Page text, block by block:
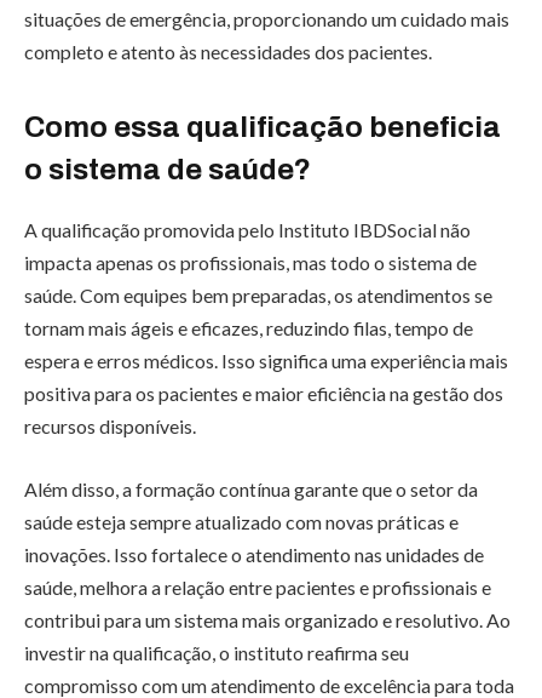
situações de emergência, proporcionando um cuidado mais
completo e atento às necessidades dos pacientes.
Como essa qualificação beneficia
o sistema de saúde?
A qualificação promovida pelo Instituto IBDSocial não
impacta apenas os profissionais, mas todo o sistema de
saúde. Com equipes bem preparadas, os atendimentos se
tornam mais ágeis e eficazes, reduzindo filas, tempo de
espera e erros médicos. Isso significa uma experiência mais
positiva para os pacientes e maior eficiência na gestão dos
recursos disponíveis.
Além disso, a formação contínua garante que o setor da
saúde esteja sempre atualizado com novas práticas e
inovações. Isso fortalece o atendimento nas unidades de
saúde, melhora a relação entre pacientes e profissionais e
contribui para um sistema mais organizado e resolutivo. Ao
investir na qualificação, o instituto reafirma seu
compromisso com um atendimento de excelência para toda